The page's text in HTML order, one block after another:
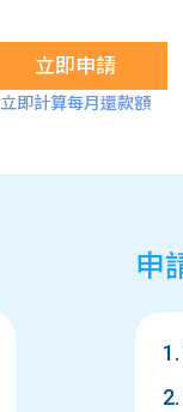
立即申請
立即計算每月還款額
申